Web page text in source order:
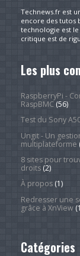
Technews.fr est
encore des tutos
technologie est
critique est de
Les plus
RaspberryPi -
RaspBMC(56)
Test du Sony
Ungit - Un
multiplateforme
8 sites pour
droits(2)
À propos(1)
Redresser une
grâce à XnView
Catégories